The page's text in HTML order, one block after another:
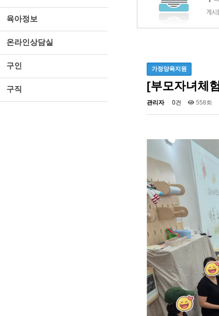
육아정보
온라인상담실
구인
구직
가정양육지원
[부모자녀체
관리자 0건 558회